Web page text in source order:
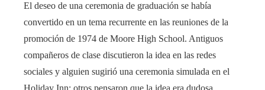
El deseo de una ceremonia de graduación se había
convertido en un tema recurrente en las reuniones de la
promoción de 1974 de Moore High School. Antiguos
compañeros de clase discutieron la idea en las redes
sociales y alguien sugirió una ceremonia simulada en el